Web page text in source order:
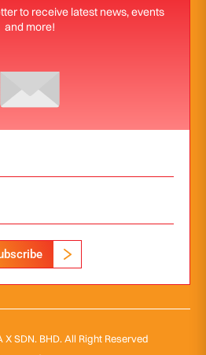
to receive latest news, events
and more!
SDN. BHD. All Right Reserved